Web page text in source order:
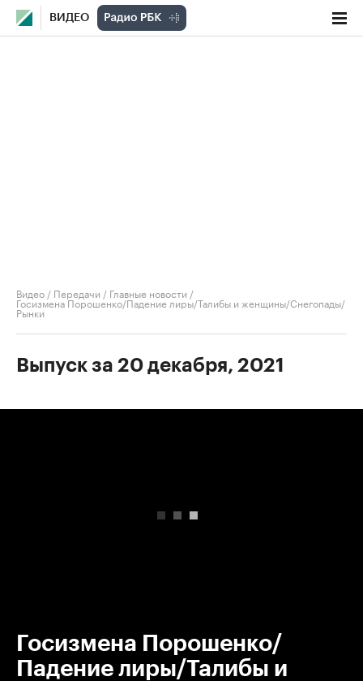
ВИДЕО
Видео / Передачи / Главные новости /
Госизмена Порошенко/Падение лиры/Талибы и женщины/Снегопады/
Рынки
Выпуск за 20 декабря, 2021
Госизмена Порошенко/
Падение лиры/Талибы и